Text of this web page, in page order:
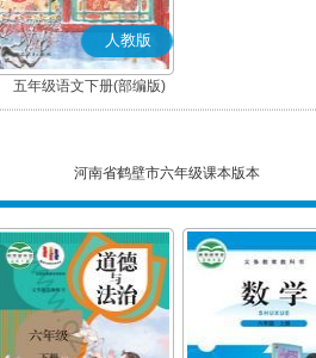
人教版
五年级语文下册(部编版)
河南省鹤壁市六年级课本版本